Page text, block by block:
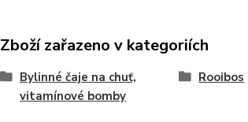
Zboží zařazeno v kategoriích
Bylinné čaje na chuť,
vitamínové bomby
Rooibos